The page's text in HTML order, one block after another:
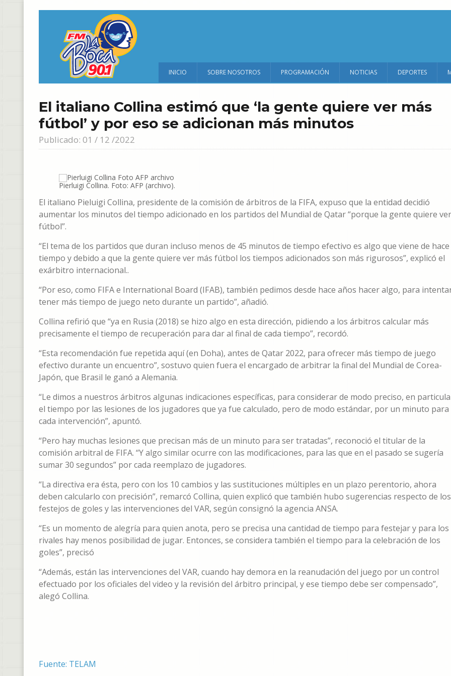
INICIO SOBRE NOSOTROS PROGRAMACIÓN NOTICIAS DEPORTES
El italiano Collina estimó que ‘la gente quiere ver más
fútbol’ y por eso se adicionan más minutos
Publicado: 01 / 12 /2022
Pierluigi Collina. Foto: AFP (archivo).
El italiano Pieluigi Collina, presidente de la comisión de árbitros de la FIFA, expuso que la entidad decidió
aumentar los minutos del tiempo adicionado en los partidos del Mundial de Qatar “porque la gente quiere ver
fútbol”.
“El tema de los partidos que duran incluso menos de 45 minutos de tiempo efectivo es algo que viene de hace
tiempo y debido a que la gente quiere ver más fútbol los tiempos adicionados son más rigurosos”, explicó el
exárbitro internacional..
“Por eso, como FIFA e International Board (IFAB), también pedimos desde hace años hacer algo, para
tener más tiempo de juego neto durante un partido”, añadió.
Collina refirió que “ya en Rusia (2018) se hizo algo en esta dirección, pidiendo a los árbitros calcular más
precisamente el tiempo de recuperación para dar al final de cada tiempo”, recordó.
“Esta recomendación fue repetida aquí (en Doha), antes de Qatar 2022, para ofrecer más tiempo de juego
efectivo durante un encuentro”, sostuvo quien fuera el encargado de arbitrar la final del Mundial de Corea-
Japón, que Brasil le ganó a Alemania.
“Le dimos a nuestros árbitros algunas indicaciones específicas, para considerar de modo preciso, en
el tiempo por las lesiones de los jugadores que ya fue calculado, pero de modo estándar, por un minuto para
cada intervención”, apuntó.
“Pero hay muchas lesiones que precisan más de un minuto para ser tratadas”, reconoció el titular de la
comisión arbitral de FIFA. “Y algo similar ocurre con las modificaciones, para las que en el pasado se sugería
sumar 30 segundos” por cada reemplazo de jugadores.
“La directiva era ésta, pero con los 10 cambios y las sustituciones múltiples en un plazo perentorio, ahora
deben calcularlo con precisión”, remarcó Collina, quien explicó que también hubo sugerencias respecto de los
festejos de goles y las intervenciones del VAR, según consignó la agencia ANSA.
“Es un momento de alegría para quien anota, pero se precisa una cantidad de tiempo para festejar y para los
rivales hay menos posibilidad de jugar. Entonces, se considera también el tiempo para la celebración de los
goles”, precisó
“Además, están las intervenciones del VAR, cuando hay demora en la reanudación del juego por un control
efectuado por los oficiales del video y la revisión del árbitro principal, y ese tiempo debe ser compensado”,
alegó Collina.
Fuente: TELAM